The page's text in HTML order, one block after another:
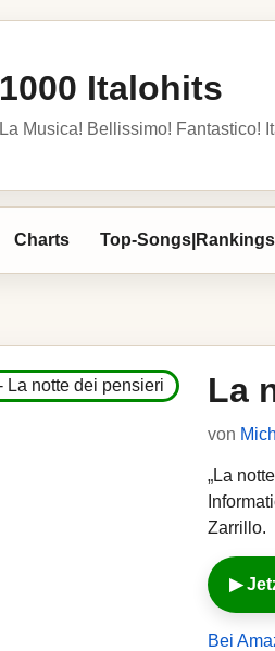
1000 Italohits
La Musica! Bellissimo! Fantastico!
Charts Top-Songs|Rankings
La
von
„La
Zarrillo.
▶
Bei